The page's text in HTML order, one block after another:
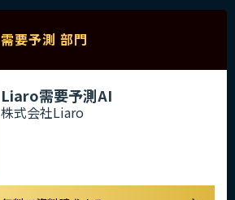
需要予測 部門
Liaro需要予測AI
株式会社Liaro